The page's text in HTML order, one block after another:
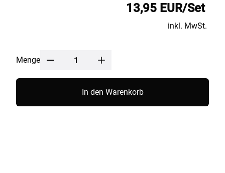
13,95 EUR/Set
inkl. MwSt.
Menge
In den Warenkorb